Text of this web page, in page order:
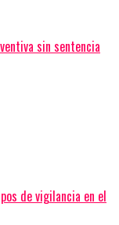
sin sentencia
de vigilancia en el